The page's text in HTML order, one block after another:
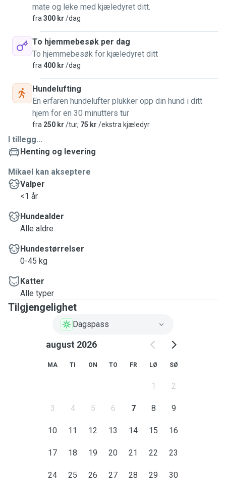
mate og leke med kjæledyret ditt.
fra 300 kr /dag
To hjemmebesøk per dag
To hjemmebesøk for kjæledyret ditt
fra 400 kr /dag
Hundelufting
En erfaren hundelufter plukker opp din hund i ditt
hjem for en 30 minutters tur
fra 250 kr /tur, 75 kr /ekstra kjæledyr
I tillegg...
Henting og levering
Mikael kan akseptere
Valper
<1 år
Hundealder
Alle aldre
Hundestørrelser
0-45 kg
Katter
Alle typer
Tilgjengelighet
Dagspass
august 2026
MA TI ON TO FR LØ SØ
1 2
3 4 5 6 7 8 9
10 11 12 13 14 15 16
17 18 19 20 21 22 23
24 25 26 27 28 29 30